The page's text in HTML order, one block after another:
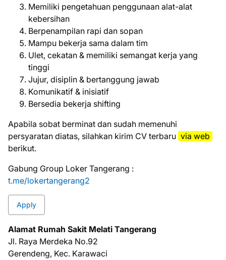
Memiliki pengetahuan penggunaan alat-alat
kebersihan
Berpenampilan rapi dan sopan
Mampu bekerja sama dalam tim
Ulet, cekatan & memiliki semangat kerja yang
tinggi
Jujur, disiplin & bertanggung jawab
Komunikatif & inisiatif
Bersedia bekerja shifting
Aраbіlа ѕоbаt bеrmіnаt dаn ѕudаh mеmеnuhі
реrѕуаrаtаn dіаtаѕ, ѕіlаhkаn kіrіm CV tеrbаru via web
bеrіkut.
Gabung Group Loker Tangerang :
t.me/lokertangerang2
Apply
Alаmаt Rumah Sakit Melati Tangerang
Jl. Raya Merdeka No.92
Gerendeng, Kec. Karawaci